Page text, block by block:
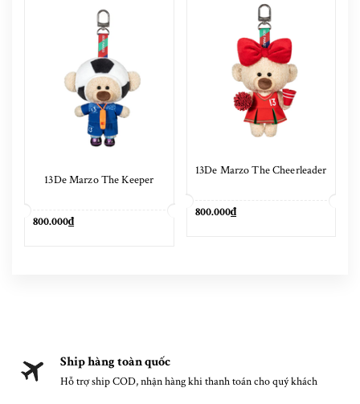
13De Marzo The Keeper
800.000₫
13De Marzo The Cheerleader
800.000₫
Ship hàng toàn quốc
Hỗ trợ ship COD, nhận hàng khi thanh toán cho quý khách